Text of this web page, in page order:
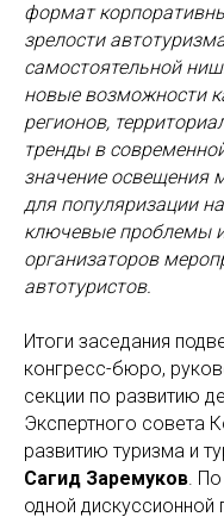
формат
зрелости
самостоятельной
новые возможности
регионов,
тренды в
значение освещения
для популяризации
ключевые проблемы
организаторов
автотуристов.
Итоги заседания
конгресс-бюро,
секции по развитию
Экспертного совета
развитию туризма и
Сагид Заремуков.
одной